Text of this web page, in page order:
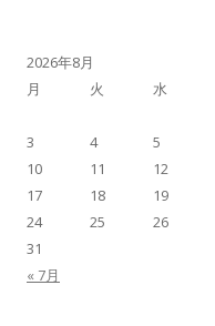
2026年8月
月
火 水
« 7月
3
4 5
10
11 12
17
18 19
24
25 26
31